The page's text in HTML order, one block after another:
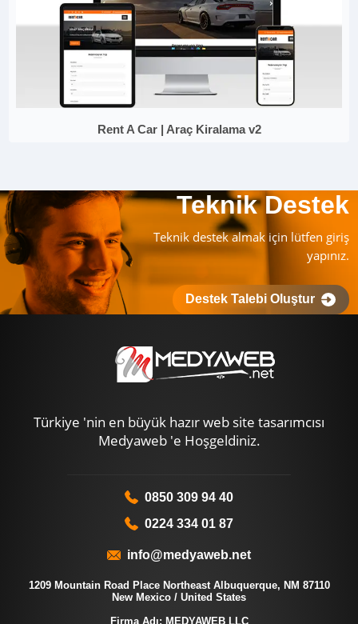
Rent A Car | Araç Kiralama v2
Teknik Destek
Teknik destek almak için lütfen giriş
yapınız.
Destek Talebi Oluştur
Türkiye 'nin en büyük hazır web site tasarımcısı
Medyaweb 'e Hoşgeldiniz.
0850 309 94 40
0224 334 01 87
info@medyaweb.net
1209 Mountain Road Place Northeast Albuquerque, NM 87110
New Mexico / United States
Firma Adı: MEDYAWEB LLC